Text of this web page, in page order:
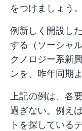
をつけましょう。
例新しく開設し
する（ソーシャ
クノロジー系新
ンを、昨年同期
上記の例は、各
過ぎない。例え
トを探している